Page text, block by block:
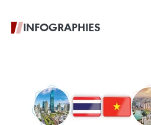
INFOGRAPHIES